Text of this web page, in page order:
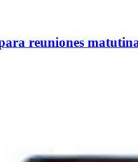
reuniones